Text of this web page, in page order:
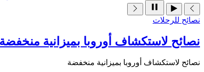
نصائح للرحلات
نصائح لاستكشاف أوروبا بميزانية
نصائح لاستكشاف أوروبا بميزانية منخفضة